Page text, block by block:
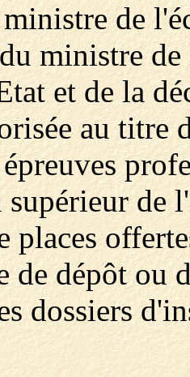
de
ministre
et de la
au titre
de
places
de dépôt ou
dossiers